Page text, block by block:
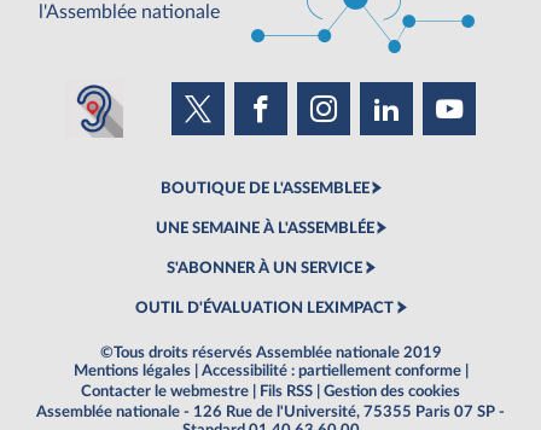
l'Assemblée nationale
BOUTIQUE DE L'ASSEMBLEE
UNE SEMAINE À L'ASSEMBLÉE
S'ABONNER À UN SERVICE
OUTIL D'ÉVALUATION LEXIMPACT
©Tous droits réservés Assemblée nationale 2019
Mentions légales
Accessibilité : partiellement conforme
Contacter le webmestre
Fils RSS
Gestion des cookies
Assemblée nationale - 126 Rue de l'Université, 75355 Paris 07 SP -